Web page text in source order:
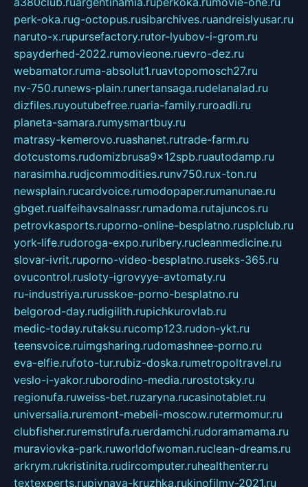
perk-oka.rug-octopus.rusibarchives.ruandreislyusar.ru
naruto-x.rupursefactory.rutor-lyubov-i-grom.ru
spayderhed-2022.rumovieone.ruevro-dez.ru
webamator.ruma-absolut1.ruavtopomosch27.ru
nv-750.runews-plain.runertansaga.rudelanalad.ru
dizfiles.ruyoutubefree.ruaria-family.ruroadli.ru
planeta-samara.rumysmartbuy.ru
matrasy-kemerovo.ruashanet.rutrade-farm.ru
dotcustoms.rudomizbrusa9x12spb.ruautodamp.ru
narasimha.rudjcommodities.runv750.rux-ton.ru
newsplain.rucardvoice.rumodopaper.rumanunae.ru
gbget.rualfeihavsalnassr.rumadoma.rutajuncos.ru
petrovkasports.ruporno-online-besplatno.rusplclub.ru
york-life.rudoroga-expo.ruribery.rucleanmedicine.ru
slovar-ivrit.ruporno-video-besplatno.ruseks-365.ru
ovucontrol.rusloty-igrovyye-avtomaty.ru
ru-industriya.rurusskoe-porno-besplatno.ru
belgorod-day.rudigilith.rupichkurovlab.ru
medic-today.rutaksu.rucomp123.rudon-ykt.ru
teensvoice.ruimgsharing.rudomashnee-porno.ru
eva-elfie.rufoto-tur.rubiz-doska.rumetropoltravel.ru
veslo-i-yakor.ruborodino-media.rurostotsky.ru
regionufa.ruweiss-bet.ruzaryna.rucasinotablet.ru
universalia.ruremont-mebeli-moscow.rutermomur.ru
clubfisher.ruremstirufa.ruerdamchi.rudoramamama.ru
muraviovka-park.ruworldofwoman.ruclean-dreams.ru
arkrym.rukristinita.rudircomputer.ruhealthenter.ru
textexperts.rupivnaya-kruzhka.rukinofilmy-2021.ru